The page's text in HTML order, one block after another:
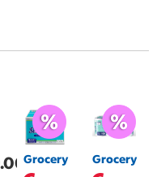
Grocery Grocery